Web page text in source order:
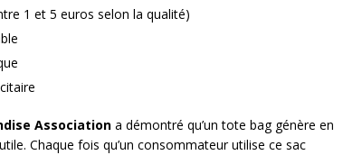
1 et 5 euros selon la qualité)
Association a démontré qu’un tote bag génère en
Chaque fois qu’un consommateur utilise ce sac